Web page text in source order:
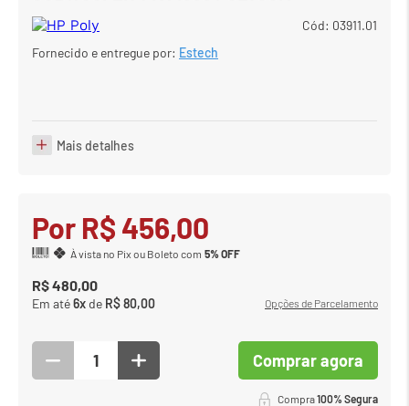
7º em meetup logitech
8º emcaixa
Cód: 03911.01
Fornecido e entregue por: Estech
Mais detalhes
Por R$ 456,00
À vista no Pix ou Boleto com 5% OFF
R$480,00
Em até6x de R$80,00 Opções de Parcelamento
Comprar agora
Compra100% Segura